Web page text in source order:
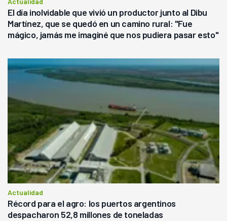
El día inolvidable que vivió un productor junto al Dibu
Martínez, que se quedó en un camino rural: "Fue
mágico, jamás me imaginé que nos pudiera pasar esto"
Actualidad
Récord para el agro: los puertos argentinos
despacharon 52,8 millones de toneladas